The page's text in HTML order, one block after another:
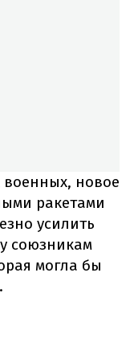
новое
ракетами
усилить
союзникам
могла бы